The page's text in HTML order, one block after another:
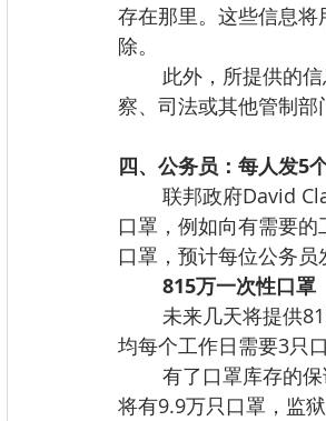
存在那里。这些信息
除。
此外，所提供的
察、司法或其他管制部
四、公务员：每人发5
联邦政府David
口罩，例如向有需要
口罩，预计每位公务员
815万一次性口罩
未来几天将提供
均每个工作日需要3只口
有了口罩库存的
将有9.9万只口罩，监